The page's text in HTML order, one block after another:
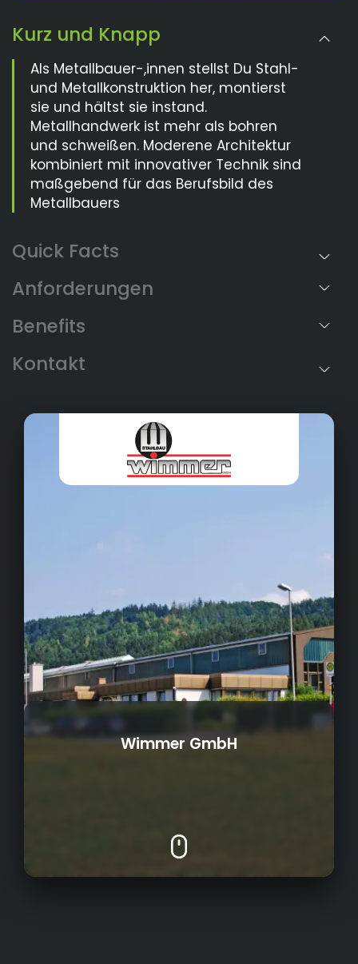
Kurz und Knapp
Als Metallbauer-,innen stellst Du Stahl-
und Metallkonstruktion her, montierst
sie und hältst sie instand.
Metallhandwerk ist mehr als bohren
und schweißen. Moderene Architektur
kombiniert mit innovativer Technik sind
maßgebend für das Berufsbild des
Metallbauers
Anforderungen
Benefits
Wimmer GmbH